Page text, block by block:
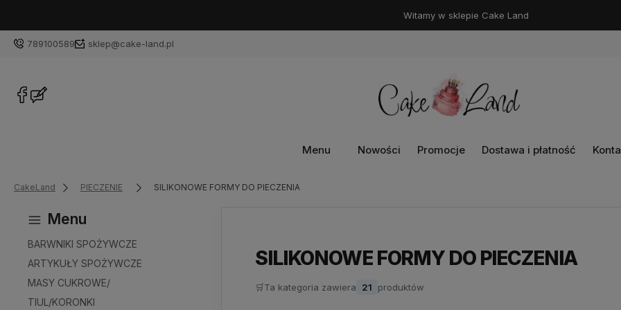
Witamy w sklepie Cake Land
789100589 sklep@cake-land.pl
Menu Nowości Promocje Dostawa i płatność
CakeLand PIECZENIE SILIKONOWE FORMY DO PIECZENIA
Menu
BARWNIKI SPOŻYWCZE
ARTYKUŁY SPOŻYWCZE
MASY CUKROWE/
TIUL/KORONKI
SILIKONOWE FORMY DO PIECZENIA
🛒Ta kategoria zawiera 21 produktów